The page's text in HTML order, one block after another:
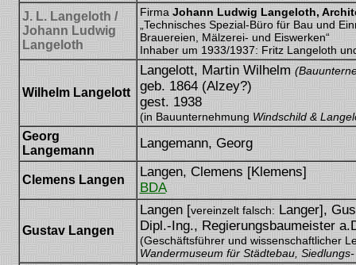
J. L. Langeloth /
Johann Ludwig
Langeloth
Firma Johann Ludwig Langeloth,
„Technisches Spezial-Büro für Bau und
Brauereien, Mälzerei- und Eiswerken“
Inhaber um 1933/1937: Fritz Langeloth
Wilhelm Langelott
Langelott, Martin Wilhelm
geb. 1864 (Alzey?)
gest. 1938
(in Bauunternehmung Windschild &
Georg
Langemann
Langemann, Georg
Clemens Langen
Langen, Clemens [Klemens]
BDA
Gustav Langen
Langen [vereinzelt falsch: Langer],
Dipl.-Ing., Regierungsbaumeister
(Geschäftsführer und wissenschaftlicher
Wandermuseum für Städtebau,